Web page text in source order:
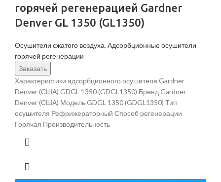
горячей регенерацией Gardner
Denver GL 1350 (GL1350)
Осушители сжатого воздуха, Адсорбционные осушители
горячей регенерации
Заказать
Характеристики адсорбционного осушителя Gardner
Denver (США) GDGL 1350 (GDGL1350) Бренд Gardner
Denver (США) Модель GDGL 1350 (GDGL1350) Тип
осушителя Рефрижераторный Способ регенерации
Горячая Производительность